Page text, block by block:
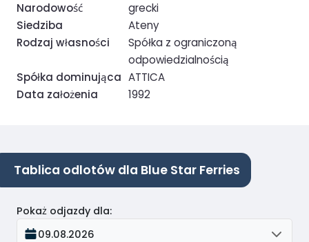
Narodowość
grecki
Siedziba
Ateny
Rodzaj własności
Spółka z ograniczoną
odpowiedzialnością
Spółka dominująca ATTICA
Data założenia
1992
Tablica odlotów dla Blue Star Ferries
Pokaż odjazdy dla:
09.08.2026